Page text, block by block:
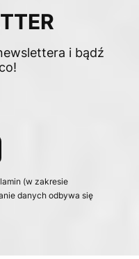
i bądź
(w zakresie
danych odbywa się